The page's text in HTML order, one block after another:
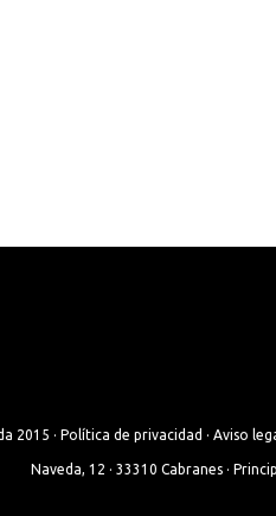
2015 · Política de privacidad · Aviso
Naveda, 12 · 33310 Cabranes ·